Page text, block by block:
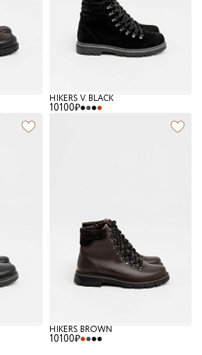
HIKERS V. BLACK
10100₽
HIKERS BROWN
10100₽